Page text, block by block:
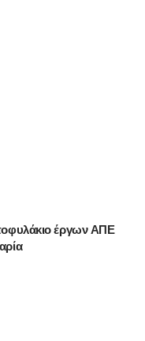
έργων ΑΠΕ